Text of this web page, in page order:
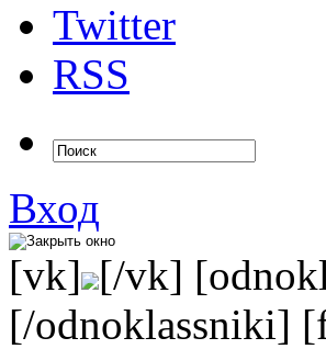
Twitter
RSS
Вход
[vk] [/vk]
[/odnoklassniki]